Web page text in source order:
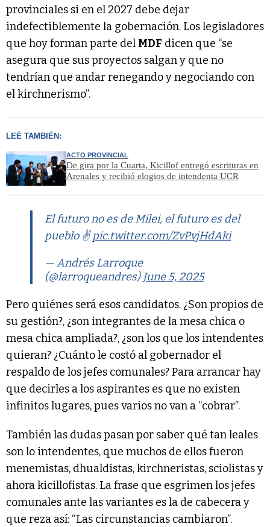
provinciales si en el 2027 debe dejar
indefectiblemente la gobernación. Los legisladores
que hoy forman parte del MDF dicen que “se
asegura que sus proyectos salgan y que no
tendrían que andar renegando y negociando con
el kirchnerismo”.
LEÉ TAMBIÉN:
ACTO PROVINCIAL
De gira por la Cuarta, Kicillof entregó escrituras en
Arenales y recibió elogios de intendenta UCR
El futuro no es de Milei, el futuro es del
pueblo ✌️pic.twitter.com/ZvPvjHdAki
— Andrés Larroque
(@larroqueandres) June 5, 2025
Pero quiénes será esos candidatos. ¿Son propios de
su gestión?, ¿son integrantes de la mesa chica o
mesa chica ampliada?, ¿son los que los intendentes
quieran? ¿Cuánto le costó al gobernador el
respaldo de los jefes comunales? Para arrancar hay
que decirles a los aspirantes es que no existen
infinitos lugares, pues varios no van a “cobrar”.
También las dudas pasan por saber qué tan leales
son lo intendentes, que muchos de ellos fueron
menemistas, dhualdistas, kirchneristas, sciolistas y
ahora kicillofistas. La frase que esgrimen los jefes
comunales ante las variantes es la de cabecera y
que reza así: “Las circunstancias cambiaron”.